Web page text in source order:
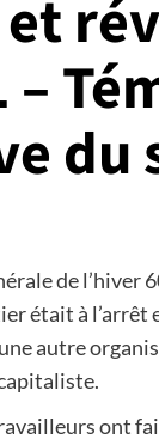
du
de
était à
autre
ont